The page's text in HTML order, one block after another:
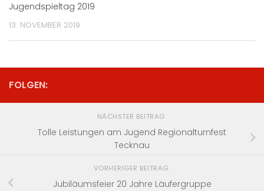
Jugendspieltag 2019
13. NOVEMBER 2019
FOLGEN:
NÄCHSTER BEITRAG
Tolle Leistungen am Jugend Regionalturnfest
Tecknau
VORHERIGER BEITRAG
Jubiläumsfeier 20 Jahre Läufergruppe